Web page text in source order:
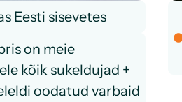
Eesti sisevetes
on meie
kõik sukeldujad +
oodatud varbaid